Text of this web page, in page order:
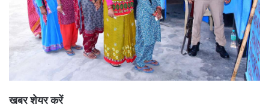
खबर शेयर करें